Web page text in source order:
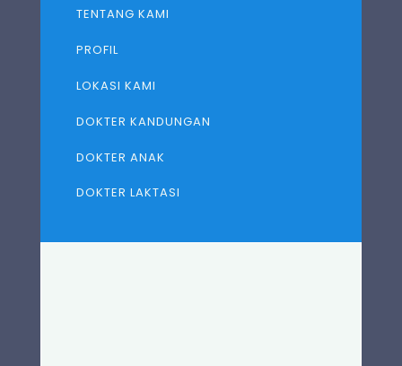
TENTANG KAMI
PROFIL
LOKASI KAMI
DOKTER KANDUNGAN
DOKTER ANAK
DOKTER LAKTASI